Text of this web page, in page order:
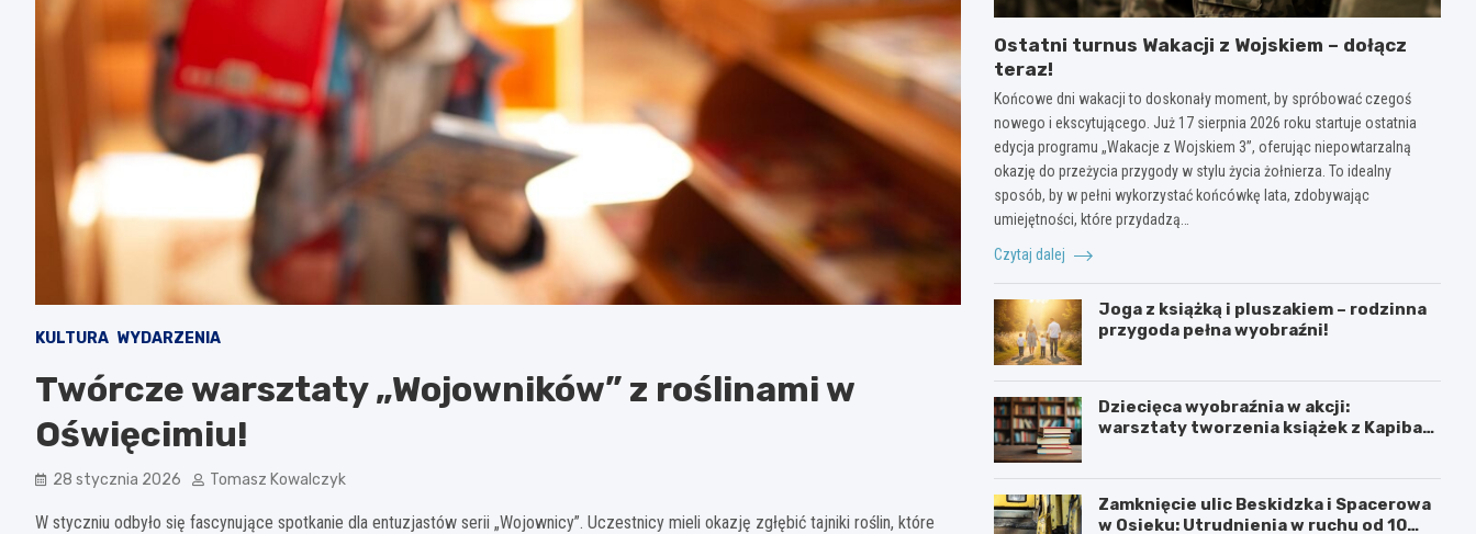
KULTURA WYDARZENIA
Twórcze warsztaty „Wojowników” z roślinami w
Oświęcimiu!
28 stycznia 2026 Tomasz Kowalczyk
W styczniu odbyło się fascynujące spotkanie dla entuzjastów serii „Wojownicy”. Uczestnicy mieli okazję zgłębić tajniki roślin, które
Ostatni turnus Wakacji z Wojskiem – dołącz
teraz!
Końcowe dni wakacji to doskonały moment, by spróbować czegoś
nowego i ekscytującego. Już 17 sierpnia 2026 roku startuje ostatnia
edycja programu „Wakacje z Wojskiem 3”, oferując niepowtarzalną
okazję do przeżycia przygody w stylu życia żołnierza. To idealny
sposób, by w pełni wykorzystać końcówkę lata, zdobywając
umiejętności, które przydadzą…
Czytaj dalej
Joga z książką i pluszakiem – rodzinna
przygoda pełna wyobraźni!
Dziecięca wyobraźnia w akcji:
warsztaty tworzenia książek z Kapibarą
Zamknięcie ulic Beskidzka i Spacerowa
w Osieku: Utrudnienia w ruchu od 10